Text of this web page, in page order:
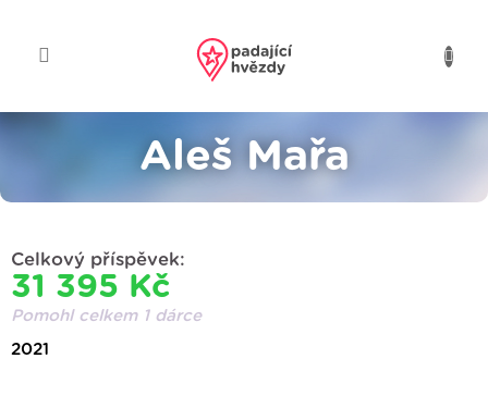
Aleš Mařa
Celkový příspěvek:
31 395 Kč
Pomohl celkem 1 dárce
2021